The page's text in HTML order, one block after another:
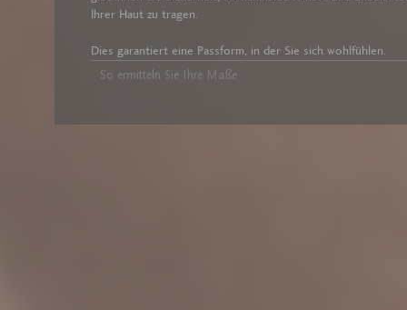
Ihrer Haut zu tragen.
Dies garantiert eine Passform, in der Sie sich wohlfühlen.
So ermitteln Sie Ihre Maße